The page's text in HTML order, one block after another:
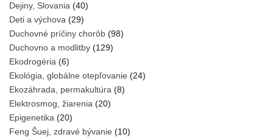
Dejiny, Slovania (40)
Deti a výchova (29)
Duchovné príčiny chorôb (98)
Duchovno a modlitby (129)
Ekodrogéria (6)
Ekológia, globálne otepľovanie (24)
Ekozáhrada, permakultúra (8)
Elektrosmog, žiarenia (20)
Epigenetika (20)
Feng Šuej, zdravé bývanie (10)